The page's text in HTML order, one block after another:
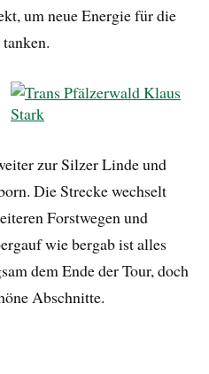
um neue Energie für die
zur Silzer Linde und
Die Strecke wechselt
Forstwegen und
wie bergab ist alles
dem Ende der Tour, doch
Abschnitte.